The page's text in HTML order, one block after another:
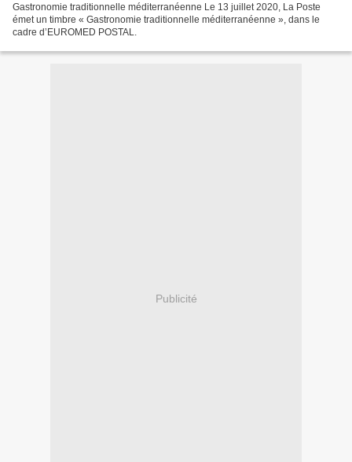
Gastronomie traditionnelle méditerranéenne Le 13 juillet 2020, La Poste
émet un timbre « Gastronomie traditionnelle méditerranéenne », dans le
cadre d’EUROMED POSTAL.
Publicité